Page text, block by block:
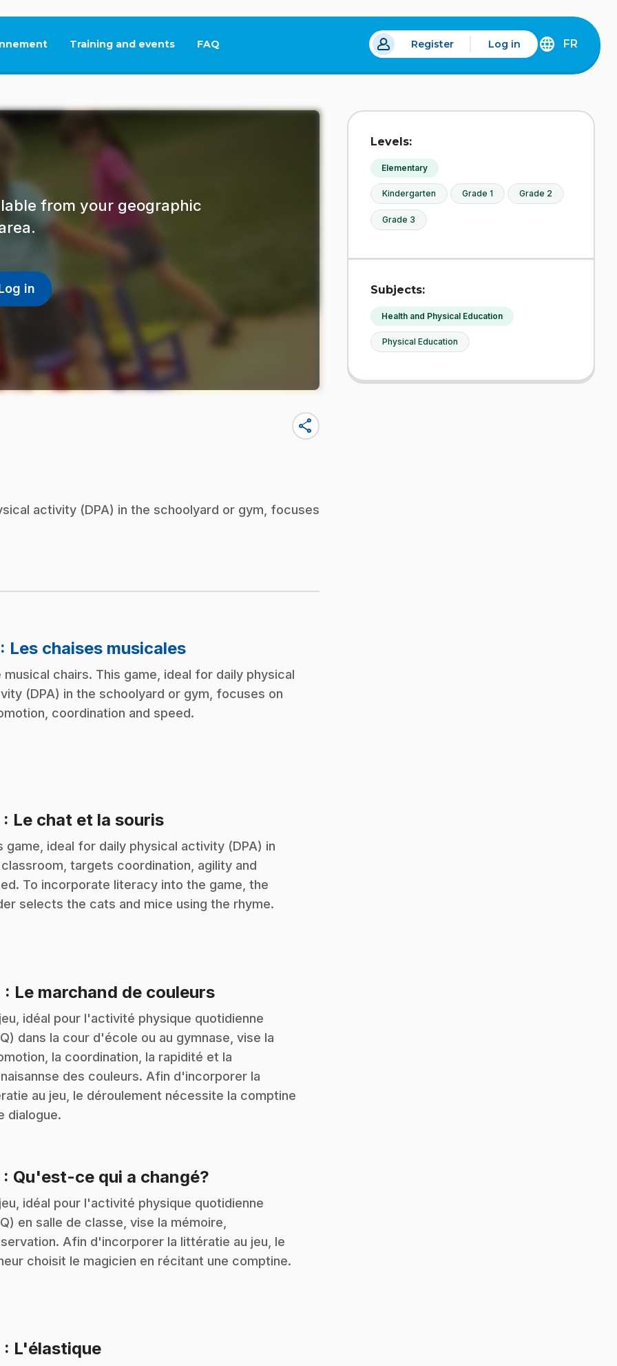
Training and events FAQ
This link will open in a new tab. Register Log in
DÉCOUVREZ
FRANÇAIS
FR
from your geographic
in
share
activity (DPA) in the schoolyard or gym, focuses
: Les chaises musicales.
musical chairs. This game, ideal for daily physical
(DPA) in the schoolyard or gym, focuses on
coordination and speed.
: Le chat et la souris.
game, ideal for daily physical activity (DPA) in
targets coordination, agility and
To incorporate literacy into the game, the
selects the cats and mice using the rhyme.
: Le marchand de couleurs.
idéal pour l'activité physique quotidienne
dans la cour d'école ou au gymnase, vise la
la coordination, la rapidité et la
des couleurs. Afin d'incorporer la
au jeu, le déroulement nécessite la comptine
dialogue.
: Qu'est-ce qui a changé?
idéal pour l'activité physique quotidienne
en salle de classe, vise la mémoire,
Afin d'incorporer la littératie au jeu, le
choisit le magicien en récitant une comptine.
: L'élastique.
Levels:
Elementary
Kindergarten Grade 1 Grade 2
Grade 3
Subjects:
Health and Physical Education
Physical Education